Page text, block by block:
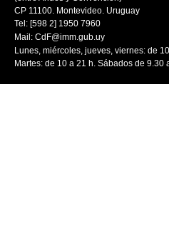
CP 11100. Montevideo. Uruguay
Tel: [598 2] 1950 7960
Mail: CdF@imm.gub.uy
Lunes, miércoles, jueves, viernes: de
Martes: de 10 a 21 h. Sábados de 9.30